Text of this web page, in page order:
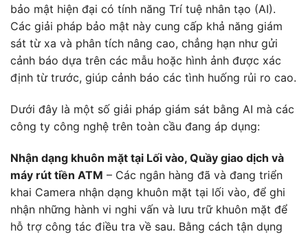
bảo mật hiện đại có tính năng Trí tuệ nhân tạo (AI).
Các giải pháp bảo mật này cung cấp khả năng giám
sát từ xa và phân tích nâng cao, chẳng hạn như gửi
cảnh báo dựa trên các mẫu hoặc hình ảnh được xác
định từ trước, giúp cảnh báo các tình huống rủi ro cao.
Dưới đây là một số giải pháp giám sát bằng AI mà các
công ty công nghệ trên toàn cầu đang áp dụng:
Nhận dạng khuôn mặt tại Lối vào, Quầy giao dịch và
máy rút tiền ATM – Các ngân hàng đã và đang triển
khai Camera nhận dạng khuôn mặt tại lối vào, để ghi
nhận những hành vi nghi vấn và lưu trữ khuôn mặt để
hỗ trợ công tác điều tra về sau. Bằng cách tận dụng